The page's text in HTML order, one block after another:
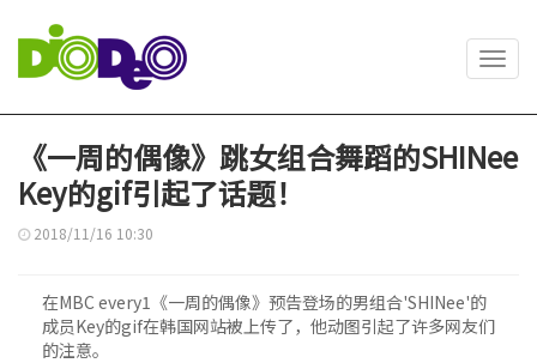
《一周的偶像》跳女组合舞蹈的SHINee
Key的gif引起了话题！
2018/11/16 10:30
在MBC every1《一周的偶像》预告登场的男组合'SHINee'的
成员Key的gif在韩国网站被上传了，他动图引起了许多网友们
的注意。